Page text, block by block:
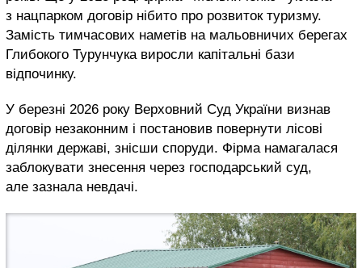
з нацпарком договір нібито про розвиток туризму.
Замість тимчасових наметів на мальовничих берегах
Глибокого Турунчука виросли капітальні бази
відпочинку.
У березні 2026 року Верховний Суд України визнав
договір незаконним і постановив повернути лісові
ділянки державі, знісши споруди. Фірма намагалася
заблокувати знесення через господарський суд,
але зазнала невдачі.